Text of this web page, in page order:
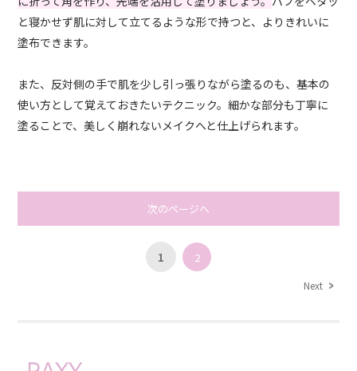
と寝かせず肌に対して立てるような形で持つと、よりきれいに
塗布できます。
また、反対側の手で肌を少し引っ張りながら塗るのも、基本の
使い方として覚えておきたいテクニック。細かな部分も丁寧に
塗ることで、美しく崩れないメイクへと仕上げられます。
次のページへ
1 2
Next